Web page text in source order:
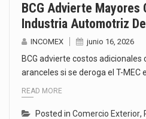
BCG Advierte Mayores
Industria Automotriz
INCOMEX junio 16, 2026
BCG advierte costos adicionales
aranceles si se deroga el T-MEC
READ MORE
Posted in Comercio Exterior,